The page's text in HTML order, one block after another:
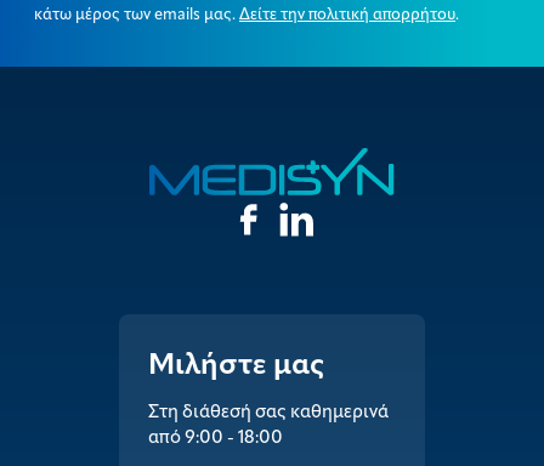
κάτω μέρος των emails μας. Δείτε την πολιτική απορρήτου.
Μιλήστε μας
Στη διάθεσή σας καθημερινά
από 9:00 - 18:00